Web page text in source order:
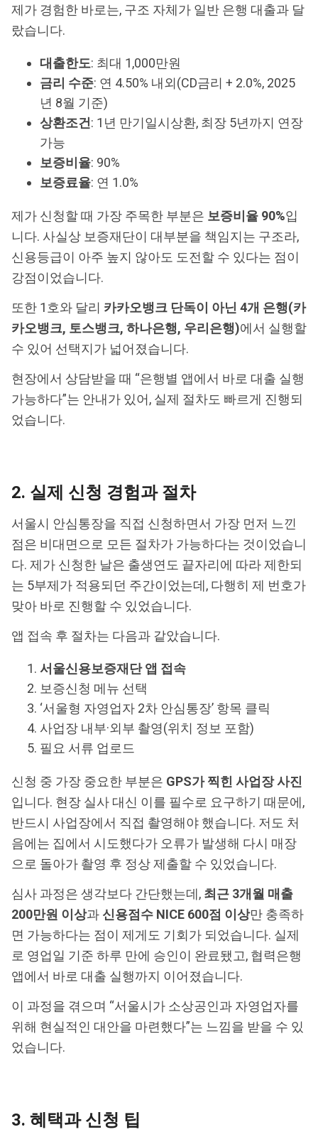
제가 경험한 바로는, 구조 자체가 일반 은행 대출과 달
랐습니다.
대출한도: 최대 1,000만원
금리 수준: 연 4.50% 내외(CD금리 + 2.0%, 2025
년 8월 기준)
상환조건: 1년 만기일시상환, 최장 5년까지 연장
가능
보증비율: 90%
보증료율: 연 1.0%
제가 신청할 때 가장 주목한 부분은 보증비율 90%입
니다. 사실상 보증재단이 대부분을 책임지는 구조라,
신용등급이 아주 높지 않아도 도전할 수 있다는 점이
강점이었습니다.
또한 1호와 달리 카카오뱅크 단독이 아닌 4개 은행(카
카오뱅크, 토스뱅크, 하나은행, 우리은행)에서 실행할
수 있어 선택지가 넓어졌습니다.
현장에서 상담받을 때 “은행별 앱에서 바로 대출 실행
가능하다”는 안내가 있어, 실제 절차도 빠르게 진행되
었습니다.
2. 실제 신청 경험과 절차
서울시 안심통장을 직접 신청하면서 가장 먼저 느낀
점은 비대면으로 모든 절차가 가능하다는 것이었습니
다. 제가 신청한 날은 출생연도 끝자리에 따라 제한되
는 5부제가 적용되던 주간이었는데, 다행히 제 번호가
맞아 바로 진행할 수 있었습니다.
앱 접속 후 절차는 다음과 같았습니다.
서울신용보증재단 앱 접속
보증신청 메뉴 선택
‘서울형 자영업자 2차 안심통장’ 항목 클릭
사업장 내부·외부 촬영(위치 정보 포함)
필요 서류 업로드
신청 중 가장 중요한 부분은 GPS가 찍힌 사업장 사진
입니다. 현장 실사 대신 이를 필수로 요구하기 때문에,
반드시 사업장에서 직접 촬영해야 했습니다. 저도 처
음에는 집에서 시도했다가 오류가 발생해 다시 매장
으로 돌아가 촬영 후 정상 제출할 수 있었습니다.
심사 과정은 생각보다 간단했는데, 최근 3개월 매출
200만원 이상과 신용점수 NICE 600점 이상만 충족하
면 가능하다는 점이 제게도 기회가 되었습니다. 실제
로 영업일 기준 하루 만에 승인이 완료됐고, 협력은행
앱에서 바로 대출 실행까지 이어졌습니다.
이 과정을 겪으며 “서울시가 소상공인과 자영업자를
위해 현실적인 대안을 마련했다”는 느낌을 받을 수 있
었습니다.
3. 혜택과 신청 팁